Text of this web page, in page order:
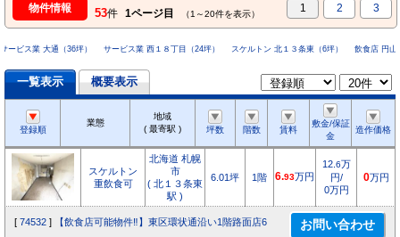
物件情報 53件 1ページ目 （1～20件を表示） 1 2 3
ービス業 大通（36坪） サービス業 西１８丁目（24坪） スケルトン 北１３条東（6坪） 飲食店 円山
一覧表示 概要表示
登録順
業態
地域
( 最寄駅 )
坪数 階数 賃料
敷金/保証
金
造作価格
スケルトン
重飲食可
北海道 札幌
市
( 北１３条東
駅 )
6.01坪 1階 6.93万円
12. 6万
円/
0万円
0万円
[ 74532 ]
【飲食店可能物件‼】東区環状通沿い1階路面店6